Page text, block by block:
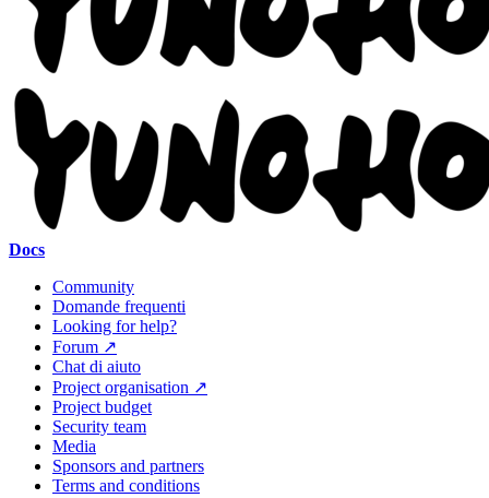
Docs
Community
Domande frequenti
Looking for help?
Forum ↗
Chat di aiuto
Project organisation ↗
Project budget
Security team
Media
Sponsors and partners
Terms and conditions